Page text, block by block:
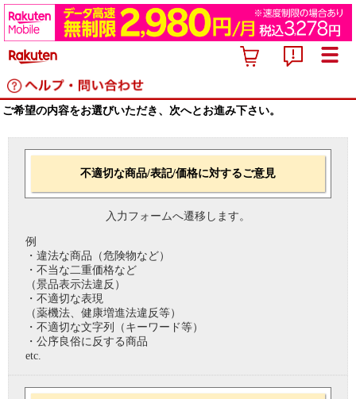
ご希望の内容をお選びいただき、次へとお進み下さい。
不適切な商品/表記/価格に対するご意見
入力フォームへ遷移します。
例
・違法な商品（危険物など）
・不当な二重価格など
（景品表示法違反）
・不適切な表現
（薬機法、健康増進法違反等）
・不適切な文字列（キーワード等）
・公序良俗に反する商品
etc.